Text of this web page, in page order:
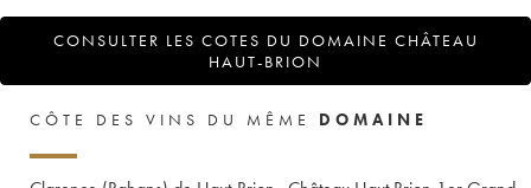
CONSULTER LES COTES DU DOMAINE CHÂTEAU
HAUT-BRION
CÔTE DES VINS DU MÊME DOMAINE